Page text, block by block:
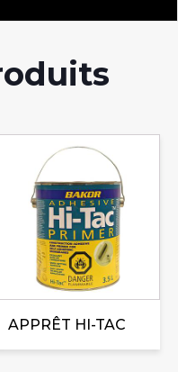
APPRÊT HI-TAC
produit
plusieurs
variations.
options
être